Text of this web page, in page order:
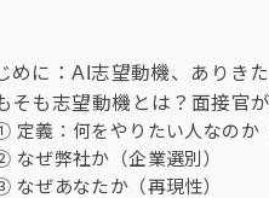
めに：AI志望動機、ありき
そも志望動機とは？面接官
定義：何をやりたい人なのか
なぜ弊社か（企業選別）
なぜあなたか（再現性）